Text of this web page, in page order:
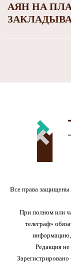
АЯН НА
Все права защищены
При полном или
телеграф»
информацию,
Редакция